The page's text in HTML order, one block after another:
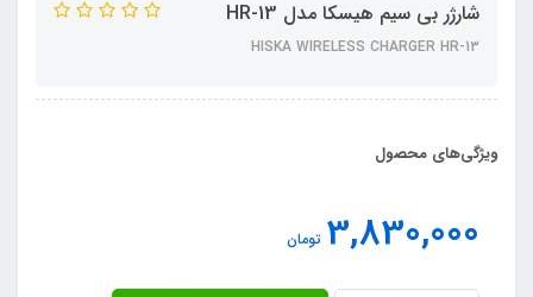
شارژر بی سیم هیسکا مدل HR-13
HISKA WIRELESS CHARGER HR-13
ویژگی‌های محصول
3,830,000 تومان